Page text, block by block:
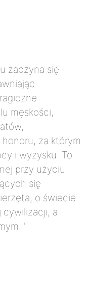
zaczyna się
męskości,
za którym
i wyzysku. To
przy użyciu
się
o świecie
cywilizacji, a
"